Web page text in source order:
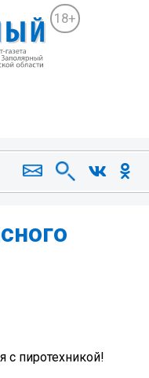
18+
с пиротехникой!